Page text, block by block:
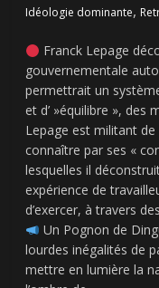
Idéologie dominante,
Franck Lepage
gouvernementale
permettrait un
et d’ »équilibre », des
Lepage est militant de
connaître par ses «
lesquelles il
expérience de
d’exercer, à travers
Un Pognon de
lourdes inégalités de
mettre en lumière la